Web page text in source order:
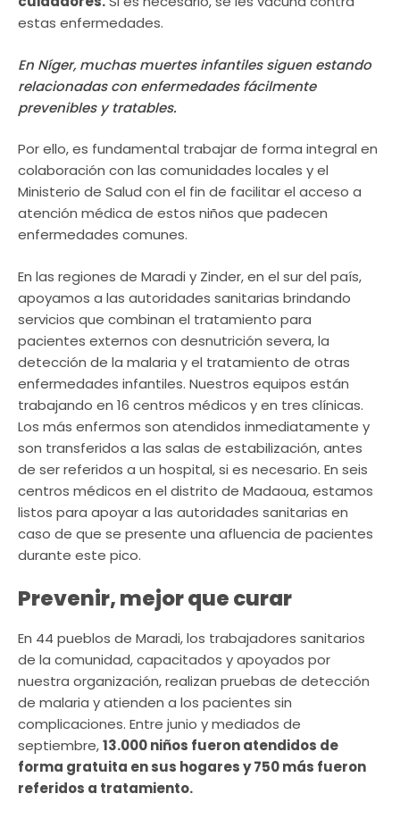
estas enfermedades.
En Níger, muchas muertes infantiles siguen estando
relacionadas con enfermedades fácilmente
prevenibles y tratables.
Por ello, es fundamental trabajar de forma integral en
colaboración con las comunidades locales y el
Ministerio de Salud con el fin de facilitar el acceso a
atención médica de estos niños que padecen
enfermedades comunes.
En las regiones de Maradi y Zinder, en el sur del país,
apoyamos a las autoridades sanitarias brindando
servicios que combinan el tratamiento para
pacientes externos con desnutrición severa, la
detección de la malaria y el tratamiento de otras
enfermedades infantiles. Nuestros equipos están
trabajando en 16 centros médicos y en tres clínicas.
Los más enfermos son atendidos inmediatamente y
son transferidos a las salas de estabilización, antes
de ser referidos a un hospital, si es necesario. En seis
centros médicos en el distrito de Madaoua, estamos
listos para apoyar a las autoridades sanitarias en
caso de que se presente una afluencia de pacientes
durante este pico.
Prevenir, mejor que curar
En 44 pueblos de Maradi, los trabajadores sanitarios
de la comunidad, capacitados y apoyados por
nuestra organización, realizan pruebas de detección
de malaria y atienden a los pacientes sin
complicaciones. Entre junio y mediados de
septiembre,13.000 niños fueron atendidos de
forma gratuita en sus hogares y 750 más fueron
referidos a tratamiento.